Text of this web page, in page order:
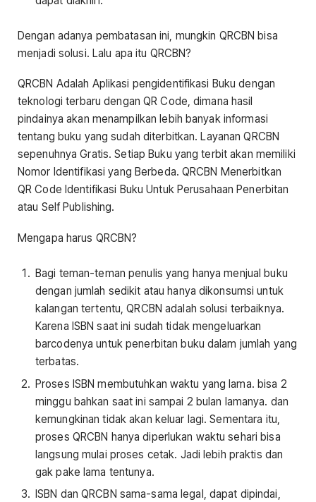
Dengan adanya pembatasan ini, mungkin QRCBN bisa
menjadi solusi. Lalu apa itu QRCBN?
QRCBN Adalah Aplikasi pengidentifikasi Buku dengan
teknologi terbaru dengan QR Code, dimana hasil
pindainya akan menampilkan lebih banyak informasi
tentang buku yang sudah diterbitkan. Layanan QRCBN
sepenuhnya Gratis. Setiap Buku yang terbit akan memiliki
Nomor Identifikasi yang Berbeda. QRCBN Menerbitkan
QR Code Identifikasi Buku Untuk Perusahaan Penerbitan
atau Self Publishing.
Mengapa harus QRCBN?
Bagi teman-teman penulis yang hanya menjual buku
dengan jumlah sedikit atau hanya dikonsumsi untuk
kalangan tertentu, QRCBN adalah solusi terbaiknya.
Karena ISBN saat ini sudah tidak mengeluarkan
barcodenya untuk penerbitan buku dalam jumlah yang
terbatas.
Proses ISBN membutuhkan waktu yang lama. bisa 2
minggu bahkan saat ini sampai 2 bulan lamanya. dan
kemungkinan tidak akan keluar lagi. Sementara itu,
proses QRCBN hanya diperlukan waktu sehari bisa
langsung mulai proses cetak. Jadi lebih praktis dan
gak pake lama tentunya.
ISBN dan QRCBN sama-sama legal, dapat dipindai,